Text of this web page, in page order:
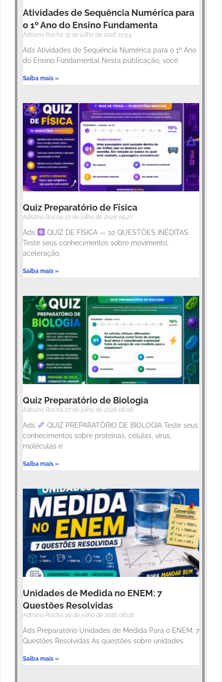
Atividades de Sequência Numérica para
o 1º Ano do Ensino Fundamenta
Adriano Rocha 31 de julho de 2026 10:54
Ads Atividades de Sequência Numérica para o 1º Ano
do Ensino Fundamental Nesta publicação, você
Saiba mais »
Quiz Preparatório de Física
Adriano Rocha 27 de julho de 2026 09:27
Ads
QUIZ DE FÍSICA — 10 QUESTÕES INÉDITAS
Teste seus conhecimentos sobre movimento,
aceleração,
Saiba mais »
Quiz Preparatório de Biologia
Adriano Rocha 27 de julho de 2026 08:08
Ads
QUIZ PREPARATÓRIO DE BIOLOGIA Teste seus
conhecimentos sobre proteínas, células, vírus,
moléculas e
Saiba mais »
Unidades de Medida no ENEM: 7
Questões Resolvidas
Adriano Rocha 26 de julho de 2026 08:08
Ads Preparatório Unidades de Medida Para o ENEM: 7
Questões Resolvidas As questões sobre unidades
Saiba mais »